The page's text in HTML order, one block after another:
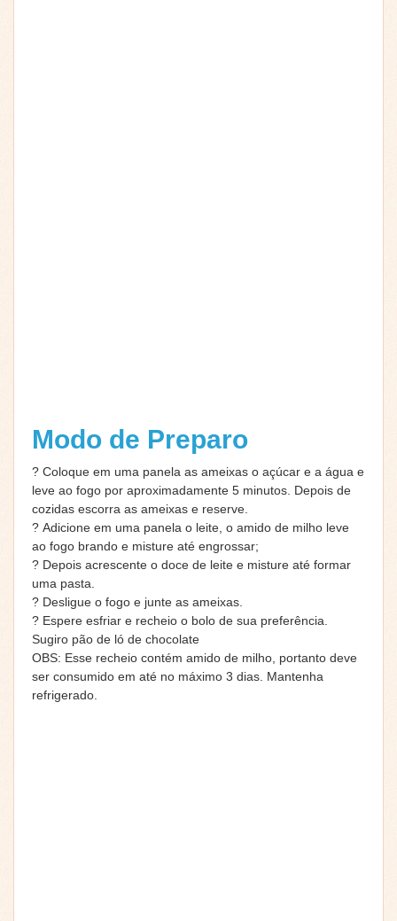
Modo de Preparo
? Coloque em uma panela as ameixas o açúcar e a água e
leve ao fogo por aproximadamente 5 minutos. Depois de
cozidas escorra as ameixas e reserve.
? Adicione em uma panela o leite, o amido de milho leve
ao fogo brando e misture até engrossar;
? Depois acrescente o doce de leite e misture até formar
uma pasta.
? Desligue o fogo e junte as ameixas.
? Espere esfriar e recheio o bolo de sua preferência.
Sugiro pão de ló de chocolate
OBS: Esse recheio contém amido de milho, portanto deve
ser consumido em até no máximo 3 dias. Mantenha
refrigerado.